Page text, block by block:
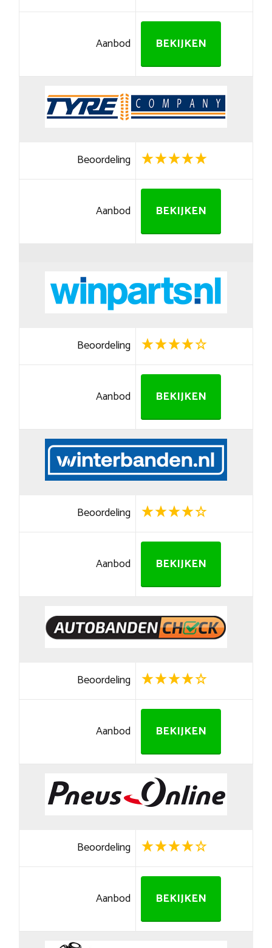
Aanbod BEKIJKEN
Beoordeling
Aanbod BEKIJKEN
Beoordeling
Aanbod BEKIJKEN
Beoordeling
Aanbod BEKIJKEN
Beoordeling
Aanbod BEKIJKEN
Beoordeling
Aanbod BEKIJKEN